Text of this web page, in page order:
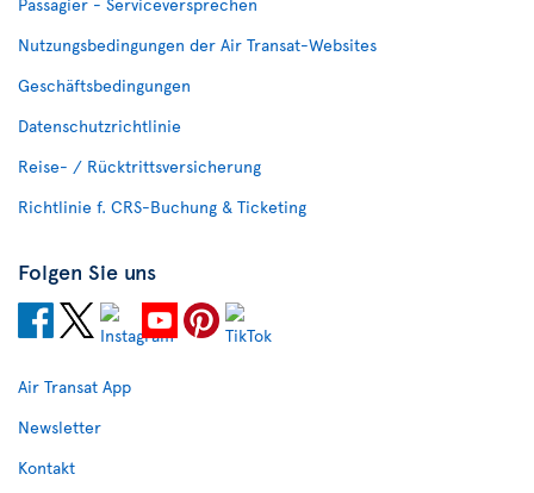
Nutzungsbedingungen der Air Transat-Websites
Geschäftsbedingungen
Datenschutzrichtlinie
Reise- / Rücktrittsversicherung
Richtlinie f. CRS-Buchung & Ticketing
Folgen Sie uns
Air Transat App
Newsletter
Kontakt